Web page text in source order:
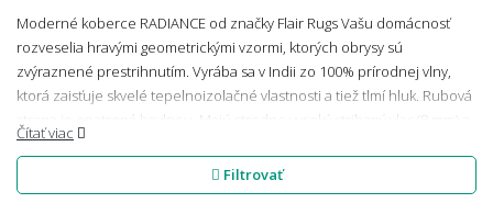
Moderné koberce RADIANCE od značky Flair Rugs Vašu domácnosť
rozveselia hravými geometrickými vzormi, ktorých obrysy sú
zvýraznené prestrihnutím. Vyrába sa v Indii zo 100% prírodnej vlny,
ktorá zaisťuje skvelé tepelnoizolačné vlastnosti a tiež tlmí hluk. Rubová
strana je opatrená bavlnou. Majú stredne vysoký strihaný vlas (8 mm) a
môžu sa pýšiť vysokou hustotou vlasu (3200 g/m²). Čo sa údržby týka,
odporúčame vysávať zadnú stranu koberca pomocou rotačnej kefy,
aby došlo k uvoľneniu zachytených nečistôt. V prípade poliatia mokré
Čítať viac
Filtrovať